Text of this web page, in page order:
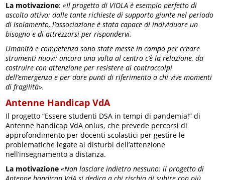
La motivazione:«Il progetto di VIOLA è esempio perfetto di
ascolto attivo: dalle tante richieste di supporto giunte nel periodo
di isolamento, l’associazione è stata capace di individuare un
bisogno e di attrezzarsi per rispondervi.
Umanità e competenza sono state messe in campo per creare
strumenti nuovi: ancora una volta al centro c’è la relazione, da
costruire con attenzione per resistere ai contraccolpi
dell’emergenza e per dare punti di riferimento a chi vive momenti
di fragilità».
Antenne Handicap VdA
Il progetto “Essere studenti DSA in tempi di pandemia!” di
Antenne handicap VdA onlus, che prevede percorsi di
approfondimento per docenti scolastici per gestire le
problematiche legate ai disturbi dell’attenzione
nell’insegnamento a distanza.
La motivazione «Non lasciare indietro nessuno: il progetto di